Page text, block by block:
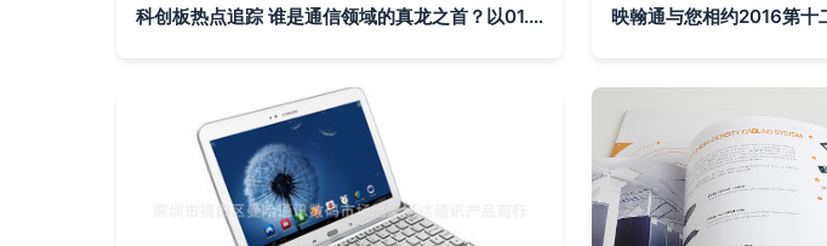
科创板热点追踪 谁是通信领域的真龙之首？以01.03数据透视通源环境、三旺通信、派能科技与伟创电气